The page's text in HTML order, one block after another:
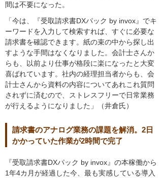
間は不要になった。
「今は、『受取請求書DXパック by invox』でキ
ーワードを入力して検索すれば、すぐに必要な
請求書を確認できます。紙の束の中から探し出
すような手間はなくなりました。会計士さんか
らも、以前より仕事が格段に楽になったと大変
喜ばれています。社内の経理担当者からも、会
計士さんから資料の内容についてあれこれ質問
されずに済むので、ストレスフリーで日常業務
が行えるようになりました」（井倉氏）
請求書のアナログ業務の課題を解消。2日
かかっていた作業が2時間で完了
『受取請求書DXパック by invox』の本稼働から
1年4カ月が経過した今、最も実感している導入